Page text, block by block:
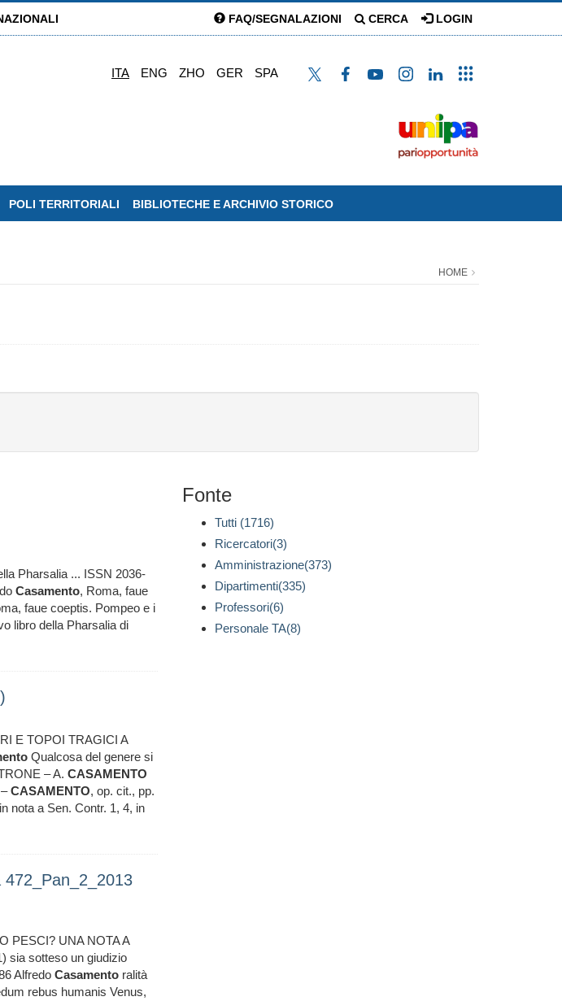
FAQ/SEGNALAZIONI CERCA LOGIN
ITA ENG ZHO GER SPA
POLI TERRITORIALI BIBLIOTECHE E ARCHIVIO STORICO
HOME
Pharsalia ... ISSN 2036-
Casamento, Roma, faue
faue coeptis. Pompeo e i
libro della Pharsalia di
E TOPOI TRAGICI A
Qualcosa del genere si
– A. CASAMENTO
CASAMENTO, op. cit., pp.
nota a Sen. Contr. 1, 4, in
PESCI? UNA NOTA A
sia sotteso un giudizio
Alfredo Casamento ralità
rebus humanis Venus,
Fonte
Tutti (1716)
Ricercatori(3)
Amministrazione(373)
Dipartimenti(335)
Professori(6)
Personale TA(8)